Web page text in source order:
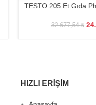
TESTO 205 Et Gıda
32.677,54₺
HIZLI ERIŞIM